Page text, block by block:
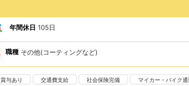
年間休日 105日
職種 その他(コーティングなど)
賞与あり 交通費支給 社会保険完備 マイカー・バイク通